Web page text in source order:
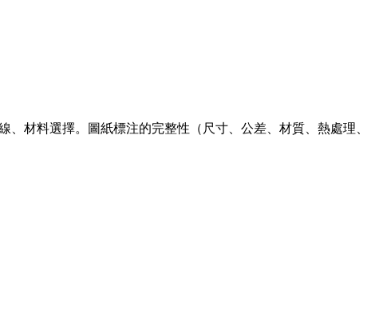
材料選擇。圖紙標注的完整性（尺寸、公差、材質、熱處理、